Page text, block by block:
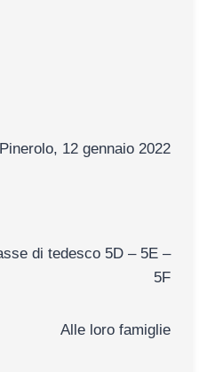
gennaio 2022
di tedesco 5D – 5E –
5F
Alle loro famiglie